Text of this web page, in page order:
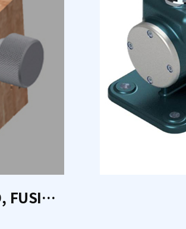
기계설계 CAD 2D, Invetor 3D, FUSION 360